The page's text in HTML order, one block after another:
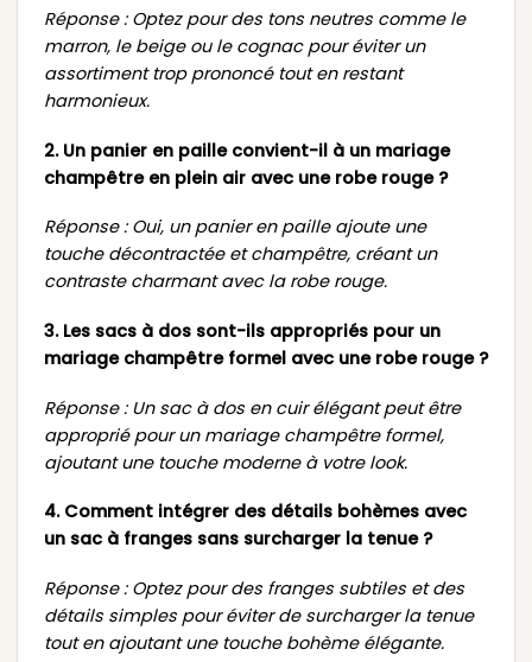
Réponse : Optez pour des tons neutres comme le
marron, le beige ou le cognac pour éviter un
assortiment trop prononcé tout en restant
harmonieux.
2. Un panier en paille convient-il à un mariage
champêtre en plein air avec une robe rouge ?
Réponse : Oui, un panier en paille ajoute une
touche décontractée et champêtre, créant un
contraste charmant avec la robe rouge.
3. Les sacs à dos sont-ils appropriés pour un
mariage champêtre formel avec une robe rouge ?
Réponse : Un sac à dos en cuir élégant peut être
approprié pour un mariage champêtre formel,
ajoutant une touche moderne à votre look.
4. Comment intégrer des détails bohèmes avec
un sac à franges sans surcharger la tenue ?
Réponse : Optez pour des franges subtiles et des
détails simples pour éviter de surcharger la tenue
tout en ajoutant une touche bohème élégante.